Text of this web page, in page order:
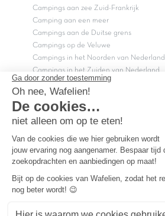
Campings aan zee Zuid-Frankrijk
Camping aan een meer
Campings aan de Duitse grens
Campings op de Veluwe
Campings in het Noorden van Nederland
Campings in het Zuiden van Nederland
Copyright Capfun 2026 ©
Bij Capfun solliciteren
Veelgestelde vragen
Capfun in de media
Wettelijke bepalingen
Algemene reisvoorwaarden